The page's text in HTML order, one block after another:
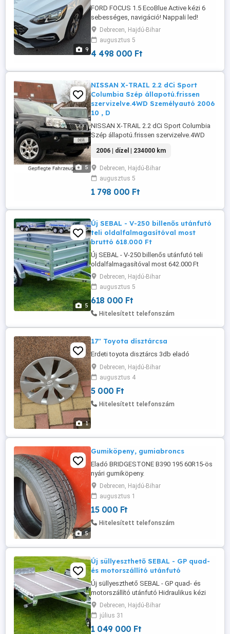
9
FORD FOCUS 1.5 EcoBlue Active kézi 6
sebességes, navigáció! Nappali led!
Kamera! Holtérfigyelő! Távolságtartó
Tempomat! 120 le NAVIGÁCIÓ! TELJES
LED FÉNYSZÓRÓK! TOLATÓKAMERA!
HOLTÉRFIGYELŐ! TÁVOLSÁGTARTÓ
TÁBLAFELISMERŐ! Alvázszám:
WF0PXXGCHPKS83434 VEZETETT
SZERVIZKÖNYVES! Dupla ...
Debrecen, Hajdú-Bihar
augusztus 5
4 498 000 Ft
5
NISSAN X-TRAIL 2.2 dCi Sport
Columbia Szép állapotú.frissen
szervizelve.4WD Személyautó 2006
10 , D
NISSAN X-TRAIL 2.2 dCi Sport Columbia
Szép állapotú.frissen szervizelve.4WD
leinformálható, magasan felszerelt!
Frissen szervizelt,Vezetett szervízkönyv.
Dinamikus, halk füstmentes motorral!
Kitünő Műszaki És Esztétikai Állapotú,
üvegtető,alukerék,vonóhorog, ...
2006 | dízel | 234000 km
Debrecen, Hajdú-Bihar
augusztus 5
1 798 000 Ft
5
Új SEBAL - V-250 billenős utánfutó
teli oldalfalmagasítóval most
bruttó 618.000 Ft
Új SEBAL - V-250 billenős utánfutó teli
oldalfalmagasítóval most 642.000 Ft
helyett bruttó 618.000 Ft Garancia: 3 év
KIVITEL: 1 TENGELYES, BILLENŐS
ÖSSZTÖMEG: 750 KG ÖNSÚLY: 184 KG
TEHERBÍRÁS: 566 KG MÉRET: 250 X 135 X
37 CM (FÉM OLDALFALAS) NYITHATÓ
utánfutóteli oldalfalmagasítóval: ...
Debrecen, Hajdú-Bihar
augusztus 5
618 000 Ft
Hitelesített telefonszám
1
17" Toyota dísztárcsa
Erdeti toyota disztárcs 3db eladó
Debrecen, Hajdú-Bihar
augusztus 4
5 000 Ft
Hitelesített telefonszám
5
Gumiköpeny, gumiabroncs
Eladó BRIDGESTONE B390 195 60R15-ös
nyári gumiköpeny.
Debrecen, Hajdú-Bihar
augusztus 1
15 000 Ft
Hitelesített telefonszám
Új süllyeszthető SEBAL - GP quad-
és motorszállító utánfutó
Új süllyeszthető SEBAL - GP quad- és
motorszállító utánfutó Hidraulikus kézi
pumpás utánfutó! Gyártó: Martz Garancia:
3 év Plató mérete: 225 x 147 cm -
süllyeszthető Össztömeg: 750 kg Saját
tömeg: 245 kg Teherbírás: 505 kg A
Debrecen, Hajdú-Bihar
július 31
1 049 000 Ft